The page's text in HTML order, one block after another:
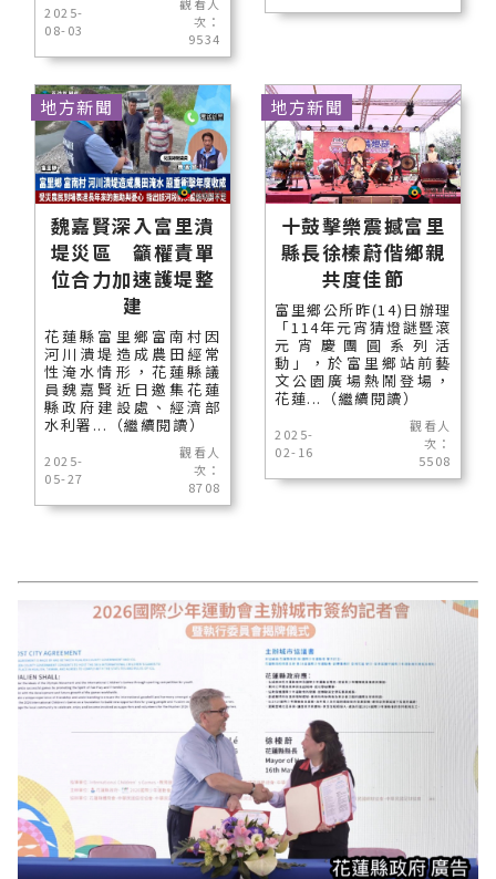
2025-
08-03
次：
9534
魏嘉賢深入富里潰
堤災區 籲權責單
位合力加速護堤整
建
花蓮縣富里鄉富南村因
河川潰堤造成農田經常
性淹水情形，花蓮縣議
員魏嘉賢近日邀集花蓮
縣政府建設處、經濟部
水利署...（繼續閱讀）
2025-
05-27
觀看人
次：
8708
地方新聞
十鼓擊樂震撼富里
縣長徐榛蔚偕鄉親
共度佳節
富里鄉公所昨(14)日辦理
「114年元宵猜燈謎暨滾
元宵慶團圓系列活
動」，於富里鄉站前藝
文公園廣場熱鬧登場，
花蓮...（繼續閱讀）
2025-
02-16
觀看人
次：
5508
地方新聞